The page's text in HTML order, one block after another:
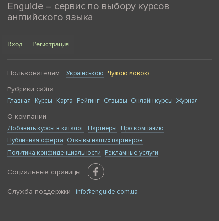
Enguide – сервис по выбору курсов
английского языка
Вход Регистрация
Пользователям Українською Чужою мовою
Рубрики сайта
Главная Курсы Карта Рейтинг Отзывы Онлайн курсы Журнал
О компании
Добавить курсы в каталог Партнеры
Про компанию
Публичная оферта
Отзывы наших партнеров
Политика конфиденциальности
Рекламные услуги
Социальные страницы
Служба поддержки info@enguide.com.ua